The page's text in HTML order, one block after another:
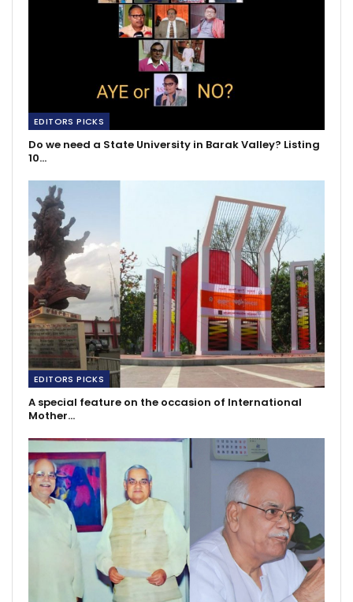
EDITORS PICKS
Do we need a State University in Barak Valley? Listing
10…
EDITORS PICKS
A special feature on the occasion of International
Mother…